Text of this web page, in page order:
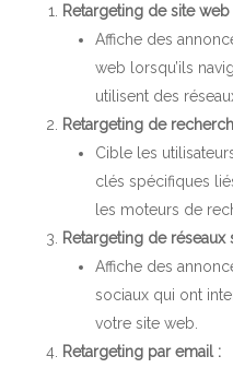
Retargeting de site web
Affiche des
web lorsqu’ils
utilisent des
Retargeting de
Cible les
clés spécifiques
les moteurs de
Retargeting de réseaux
Affiche des
sociaux qui ont
votre site web.
Retargeting par email :